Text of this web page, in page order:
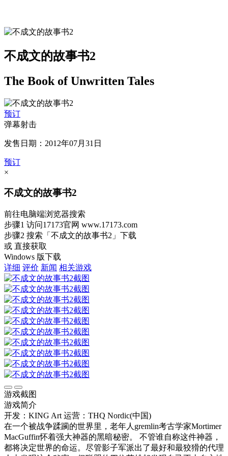
不成文的故事书2
The Book of Unwritten Tales
预订
弹幕射击
发售日期：2012年07月31日
预订
×
不成文的故事书2
前往电脑端浏览器搜索
步骤1 访问17173官网 www.17173.com
步骤2 搜索 「不成文的故事书2」 下载
或 直接获取
Windows 版下载
详细 评价 新闻 相关游戏
游戏截图
游戏简介
开发：KING Art 运营：THQ Nordic(中国)
在一个被战争蹂躏的世界里，老年人gremlin考古学家Mortimer
MacGuffin怀着强大神器的黑暗秘密。 不管谁自称这件神器，
都将决定世界的命运。尽管影子军派出了最好和最狡猾的代理